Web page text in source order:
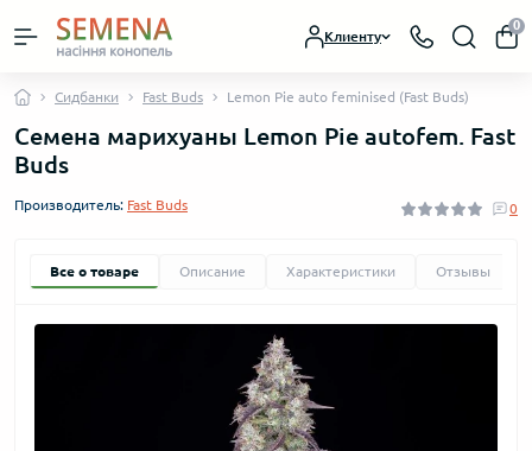
Клиенту
0
Сидбанки Fast Buds Lemon Pie auto feminised (Fast Buds)
Семена марихуаны Lemon Pie autofem. Fast
Buds
Производитель: Fast Buds 0
Все о товаре Описание Характеристики Отзывы